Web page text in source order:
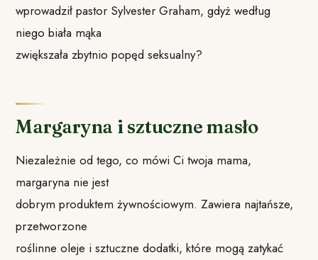
wprowadził pastor Sylvester Graham, gdyż według
niego biała mąka
zwiększała zbytnio popęd seksualny?
Margaryna i sztuczne masło
Niezależnie od tego, co mówi Ci twoja mama,
margaryna nie jest
dobrym produktem żywnościowym. Zawiera najtańsze,
przetworzone
roślinne oleje i sztuczne dodatki, które mogą zatykać